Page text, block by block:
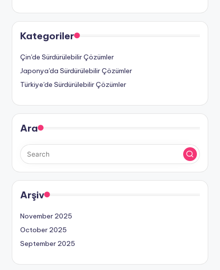
Kategoriler
Çin'de Sürdürülebilir Çözümler
Japonya'da Sürdürülebilir Çözümler
Türkiye'de Sürdürülebilir Çözümler
Ara
Arşiv
November 2025
October 2025
September 2025